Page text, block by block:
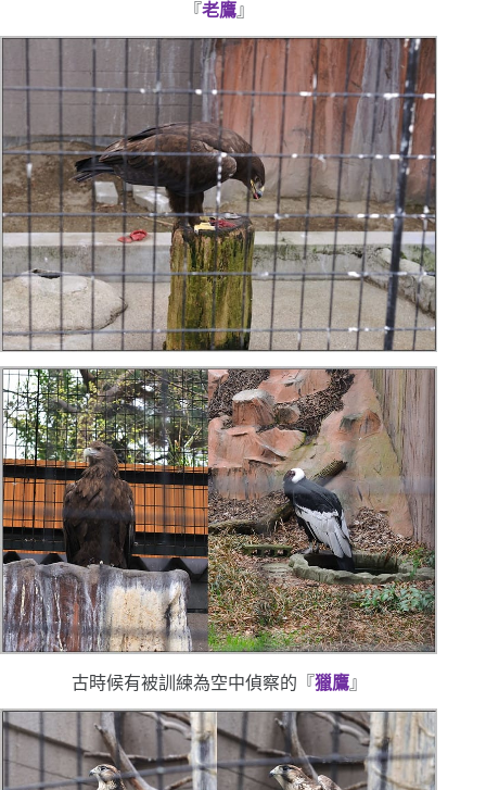
『老鷹』
古時候有被訓練為空中偵察的 『獵鷹』